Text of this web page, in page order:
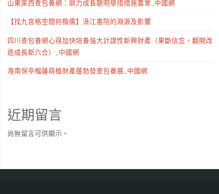
山東萊西查包養網：鼎力成長聰明舉措措施農業_中國網
【找九宮格空間何楷儒】淥江書院的淵源及影響
四川查包養網心得加快培養強大計謀性新興財產（果斷信念，翻開改
造成長新六合）_中國網
海南保亭榴蓮蒔植財產蓬勃發查包養展_中國網
近期留言
尚無留言可供顯示。